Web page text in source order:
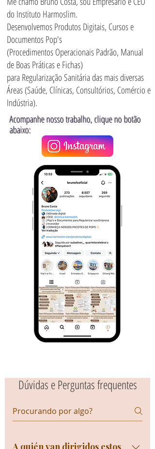
do Instituto Harmoslim.
Desenvolvemos Produtos Digitais, Cursos e
Documentos Pop's
(Procedimentos Operacionais Padrão, Manual
de Boas Práticas e Fichas)
para Regularização Sanitária das mais diversas
Áreas (Saúde, Clínicas, Consultórios, Comércio e
Indústria).
Acompanhe nosso trabalho, clique no botão
abaixo:
Dúvidas e Perguntas frequentes
A quién van dirigidos estos